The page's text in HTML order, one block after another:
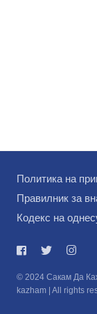
Политика на
Правилник за
Кодекс на
© 2024 Сакам Да
kazham | All rights